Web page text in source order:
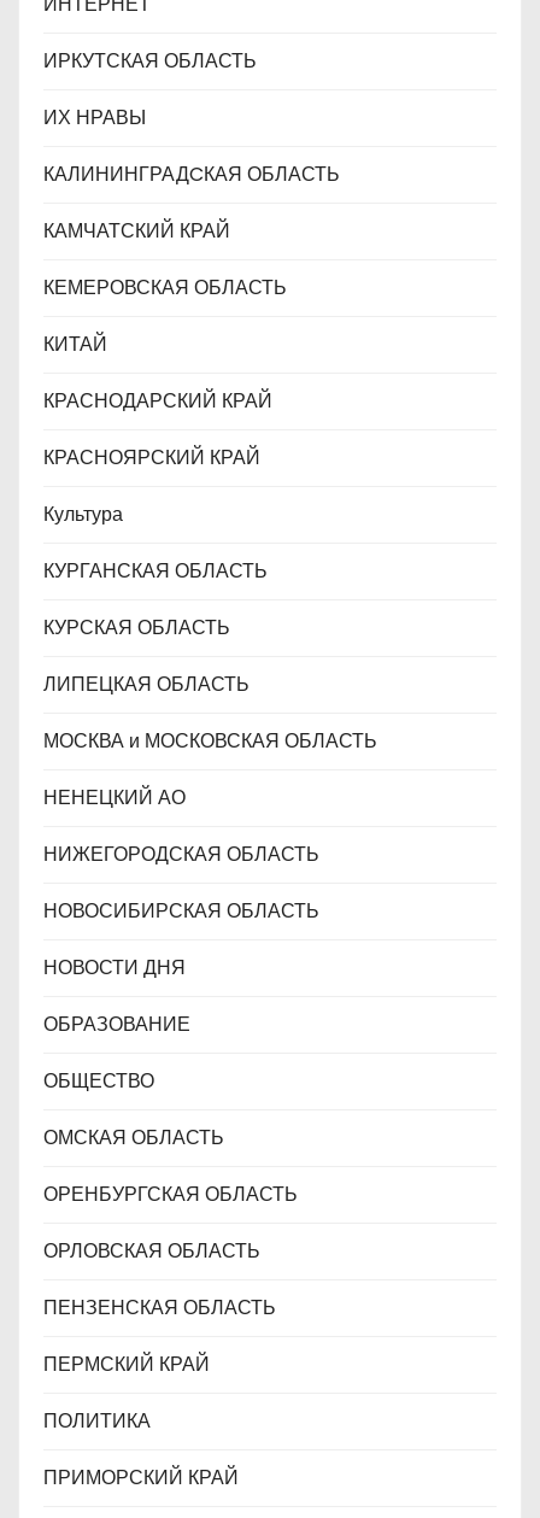
ИРКУТСКАЯ ОБЛАСТЬ
ИХ НРАВЫ
КАЛИНИНГРАДCКАЯ ОБЛАСТЬ
КАМЧАТСКИЙ КРАЙ
КЕМЕРОВСКАЯ ОБЛАСТЬ
КИТАЙ
КРАСНОДАРСКИЙ КРАЙ
КРАСНОЯРСКИЙ КРАЙ
Культура
КУРГАНСКАЯ ОБЛАСТЬ
КУРСКАЯ ОБЛАСТЬ
ЛИПЕЦКАЯ ОБЛАСТЬ
МОСКВА и МОСКОВСКАЯ ОБЛАСТЬ
НЕНЕЦКИЙ АО
НИЖЕГОРОДСКАЯ ОБЛАСТЬ
НОВОСИБИРСКАЯ ОБЛАСТЬ
НОВОСТИ ДНЯ
ОБРАЗОВАНИЕ
ОБЩЕСТВО
ОМСКАЯ ОБЛАСТЬ
ОРЕНБУРГСКАЯ ОБЛАСТЬ
ОРЛОВСКАЯ ОБЛАСТЬ
ПЕНЗЕНСКАЯ ОБЛАСТЬ
ПЕРМСКИЙ КРАЙ
ПОЛИТИКА
ПРИМОРСКИЙ КРАЙ